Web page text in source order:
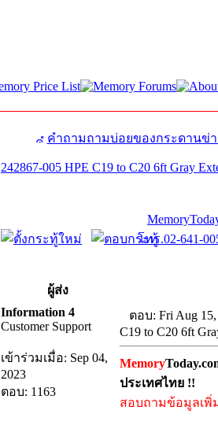
คำถามถามบ่อยของกระดานข่
242867-005 HPE C19 to C20 6ft Gray
โทร.02-641-
ผู้ส่ง
Information 4
Customer Support
เข้าร่วมเมื่อ: Sep 04,
2023
ตอบ: 1163
ตอบ: Fri Aug 15,
C19 to C20 6ft
Memory
ประเทศไทย !!
สอบถามข้อมูลเพิ่